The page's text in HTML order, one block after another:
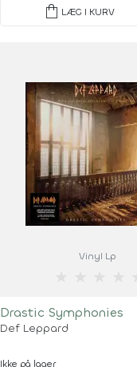
shopping_bag LÆG I KURV
Vinyl Lp
Drastic Symphonies
Def Leppard
Ikke på lager